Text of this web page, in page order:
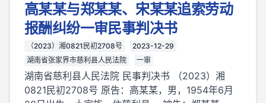
高某某与郑某某、宋某某追索劳动
报酬纠纷一审民事判决书
（2023）湘0821民初2708号
2023-12-29
湖南省张家界市慈利县人民法院
一审
湖南省慈利县人民法院 民事判决书 （2023）湘
0821民初2708号 原告：高某某，男，1954年6月